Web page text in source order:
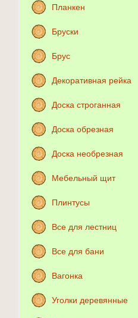
Планкен
Бруски
Брус
Декоративная рейка
Доска строганная
Доска обрезная
Доска необрезная
Мебельный щит
Плинтусы
Все для лестниц
Все для бани
Вагонка
Уголки деревянные